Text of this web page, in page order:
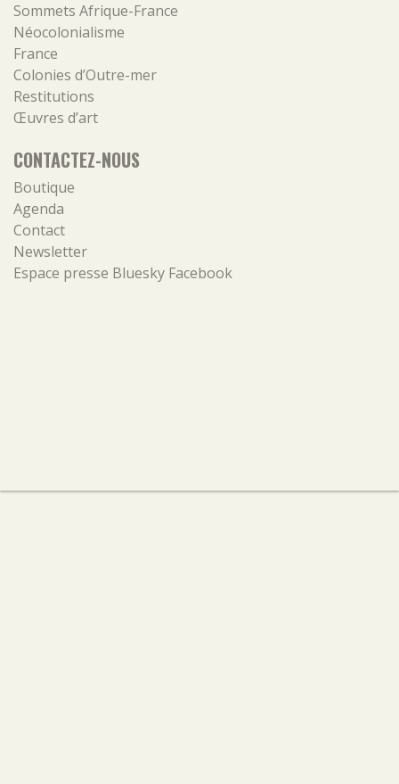
Sommets Afrique-France
Néocolonialisme
France
Colonies d’Outre-mer
Restitutions
Œuvres d’art
CONTACTEZ-NOUS
Boutique
Agenda
Contact
Newsletter
Espace presse Bluesky Facebook